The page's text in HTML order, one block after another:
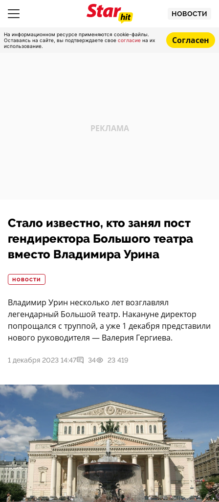
НОВОСТИ
На информационном ресурсе применяются cookie-файлы.
Оставаясь на сайте, вы подтверждаете свое согласие на их
использование.
Согласен
Стало известно, кто занял пост
гендиректора Большого театра
вместо Владимира Урина
НОВОСТИ
Владимир Урин несколько лет возглавлял
легендарный Большой театр. Накануне директор
попрощался с труппой, а уже 1 декабря представили
нового руководителя — Валерия Гергиева.
1 декабря 2023 14:47 34 23 419